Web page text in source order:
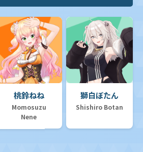
桃鈴ねね
Momosuzu
Nene
獅白ぼたん
Shishiro Botan